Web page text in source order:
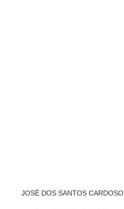
JOSÉ DOS SANTOS CARDOSO